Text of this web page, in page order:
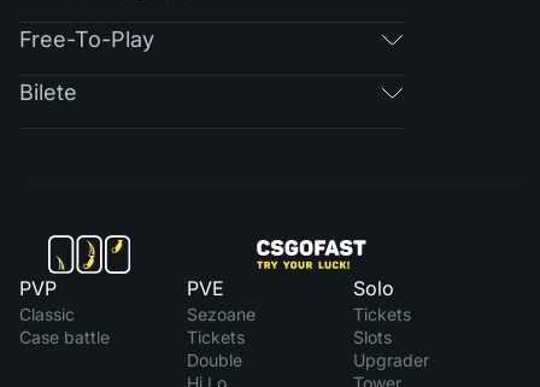
Free-To-Play
Bilete
PVP
Classic
Case battle
PVE
Sezoane
Tickets
Double
Hi Lo
Solo
Tickets
Slots
Upgrader
Tower